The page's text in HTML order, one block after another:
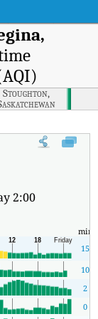
Stoughton,
2:00
min
15
10
2
0